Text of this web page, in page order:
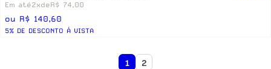
Em até2xdeR$ 74,00
ou R$ 140,60
5% DE DESCONTO Á VISTA
1 2